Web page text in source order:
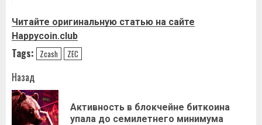
Читайте оригинальную статью на сайте
Happycoin.club
Tags: Zcash ZEC
Навигация
записи
Назад
Активность в блокчейне биткоина
упала до семилетнего минимума